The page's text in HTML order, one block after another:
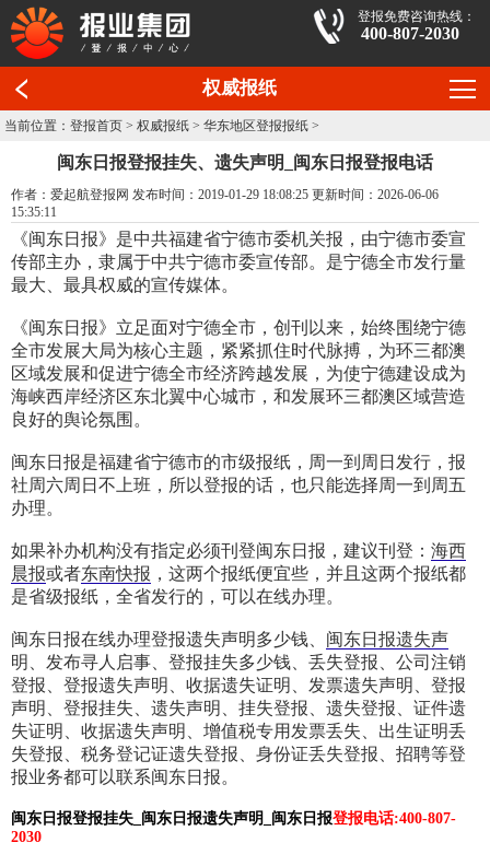
登报免费咨询热线：
400-807-2030
权威报纸
当前位置：登报首页 >权威报纸 >华东地区登报报纸 >
闽东日报登报挂失、遗失声明_闽东日报登报电话
作者：爱起航登报网 发布时间：2019-01-29 18:08:25 更新时间：2026-06-06
15:35:11
《闽东日报》是中共福建省宁德市委机关报，由宁德市委宣
传部主办，隶属于中共宁德市委宣传部。是宁德全市发行量
最大、最具权威的宣传媒体。
《闽东日报》立足面对宁德全市，创刊以来，始终围绕宁德
全市发展大局为核心主题，紧紧抓住时代脉搏，为环三都澳
区域发展和促进宁德全市经济跨越发展，为使宁德建设成为
海峡西岸经济区东北翼中心城市，和发展环三都澳区域营造
良好的舆论氛围。
闽东日报是福建省宁德市的市级报纸，周一到周日发行，报
社周六周日不上班，所以登报的话，也只能选择周一到周五
办理。
如果补办机构没有指定必须刊登闽东日报，建议刊登： 海西
晨报或者东南快报 ，这两个报纸便宜些，并且这两个报纸都
是省级报纸，全省发行的，可以在线办理。
闽东日报在线办理登报遗失声明多少钱、 闽东日报遗失声
明、发布寻人启事、登报挂失多少钱、丢失登报、公司注销
登报、登报遗失声明、收据遗失证明、发票遗失声明、登报
声明、登报挂失、遗失声明、挂失登报、遗失登报、证件遗
失证明、收据遗失声明、增值税专用发票丢失、出生证明丢
失登报、税务登记证遗失登报、身份证丢失登报、招聘等登
报业务都可以联系闽东日报。
闽东日报登报挂失_ 闽东日报遗失声明 闽东日报登报电话:400-807-
2030